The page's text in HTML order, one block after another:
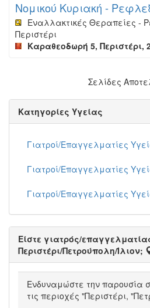
Νομικού Κυριακή -
Εναλλακτικές Θεραπείες -
Περιστέρι
Καραθεοδωρή 5, Περιστέρι,
Σελίδες
Κατηγορίες Υγείας
Γιατροί/Επαγγελματίες
Γιατροί/Επαγγελματίες
Γιατροί/Επαγγελματίες
Είστε γιατρός/
Περιστέρι/Πετρούπολη/Ίλιον;
Ενδυναμώστε την παρουσία
τις περιοχές "Περιστέρι,